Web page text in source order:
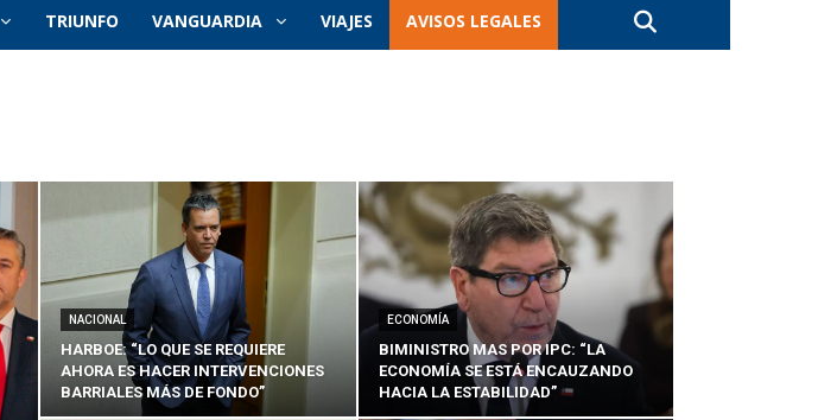
La
Nación
TRIUNFO VANGUARDIA VIAJES AVISOS LEGALES
NACIONAL
HARBOE: “LO QUE SE REQUIERE
AHORA ES HACER INTERVENCIONES
BARRIALES MÁS DE FONDO”
ECONOMÍA
BIMINISTRO MAS POR IPC: “LA
ECONOMÍA SE ESTÁ ENCAUZANDO
HACIA LA ESTABILIDAD”